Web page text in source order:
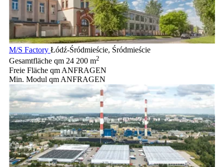
M/S Factory Łódź-Śródmieście, Śródmieście
Gesamtfläche qm 24 200 m2
Freie Fläche qm ANFRAGEN
Min. Modul qm ANFRAGEN